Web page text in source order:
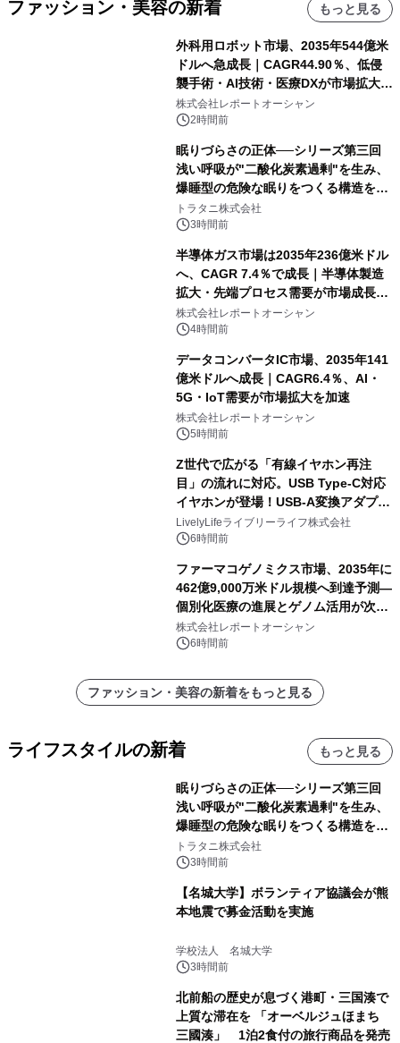
ファッション・美容の新着 もっと見る
外科用ロボット市場、2035年544億米
ドルへ急成長｜CAGR44.90％、低侵
襲手術・AI技術・医療DXが市場拡大を
牽引
株式会社レポートオーシャン
2時間前
眠りづらさの正体──シリーズ第三回
浅い呼吸が"二酸化炭素過剰"を生み、
爆睡型の危険な眠りをつくる構造を解
説
トラタニ株式会社
3時間前
半導体ガス市場は2035年236億米ドル
へ、CAGR 7.4％で成長｜半導体製造
拡大・先端プロセス需要が市場成長を
加速
株式会社レポートオーシャン
4時間前
データコンバータIC市場、2035年141
億米ドルへ成長｜CAGR6.4％、AI・
5G・IoT需要が市場拡大を加速
株式会社レポートオーシャン
5時間前
Z世代で広がる「有線イヤホン再注
目」の流れに対応。USB Type-C対応
イヤホンが登場！USB-A変換アダプタ
ー付きでスマホからパソコンまで幅広
く活用可能
LivelyLifeライブリーライフ株式会社
6時間前
ファーマコゲノミクス市場、2035年に
462億9,000万米ドル規模へ到達予測―
個別化医療の進展とゲノム活用が次世
代ヘルスケア投資を加速
株式会社レポートオーシャン
6時間前
ファッション・美容の新着をもっと見る
ライフスタイルの新着 もっと見る
眠りづらさの正体──シリーズ第三回
浅い呼吸が"二酸化炭素過剰"を生み、
爆睡型の危険な眠りをつくる構造を解
説
トラタニ株式会社
3時間前
【名城大学】ボランティア協議会が熊
本地震で募金活動を実施
学校法人 名城大学
3時間前
北前船の歴史が息づく港町・三国湊で
上質な滞在を 「オーベルジュほまち
三國湊」 1泊2食付の旅行商品を発売